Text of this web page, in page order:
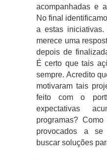
acompanhadas e
No final
a estas
merece uma
depois de
É certo que tais
sempre. Acredito
motivaram tais
feito com o
expectativas
programas?
provocados a se
buscar soluções